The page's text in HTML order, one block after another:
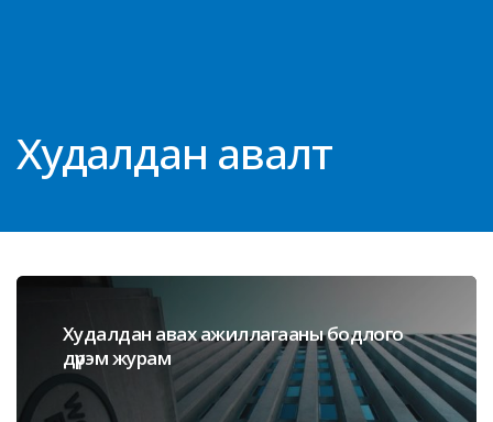
Худалдан авалт
Худалдан авах ажиллагааны бодлого
дүрэм журам